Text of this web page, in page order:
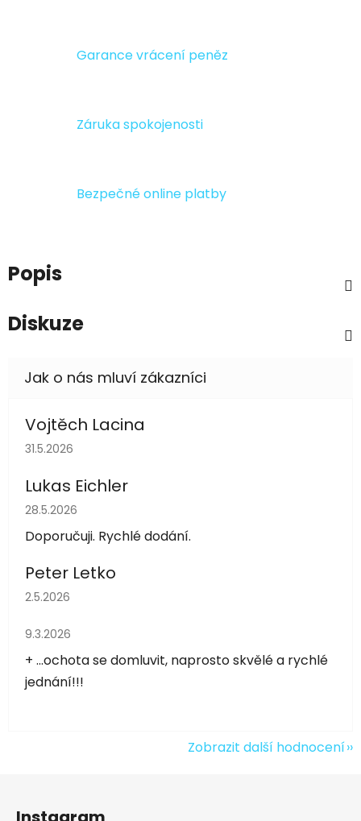
Garance vrácení peněz
Záruka spokojenosti
Bezpečné online platby
Popis
Diskuze
Vojtěch Lacina
Hodnocení obchodu je 5 z 5 hvězdiček.
31.5.2026
Lukas Eichler
Hodnocení obchodu je 5 z 5 hvězdiček.
28.5.2026
Doporučuji. Rychlé dodání.
Peter Letko
Hodnocení obchodu je 5 z 5 hvězdiček.
2.5.2026
Hodnocení obchodu je 5 z 5 hvězdiček.
9.3.2026
+ ...ochota se domluvit, naprosto skvělé a rychlé
jednání!!!
Zobrazit další hodnocení